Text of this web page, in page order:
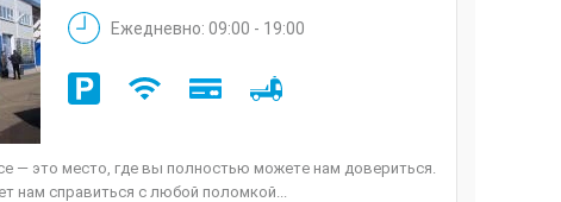
Ежедневно: 09:00 - 19:00
— это место, где вы полностью можете нам довериться.
нам справиться с любой поломкой...